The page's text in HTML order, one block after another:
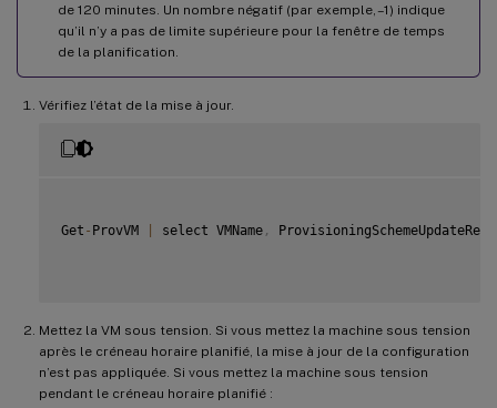
de 120 minutes. Un nombre négatif (par exemple, –1) indique
qu’il n’y a pas de limite supérieure pour la fenêtre de temps
de la planification.
Vérifiez l’état de la mise à jour.
Get - ProvVM select VMName ,
Mettez la VM sous tension. Si vous mettez la machine sous tension
après le créneau horaire planifié, la mise à jour de la configuration
n’est pas appliquée. Si vous mettez la machine sous tension
pendant le créneau horaire planifié :